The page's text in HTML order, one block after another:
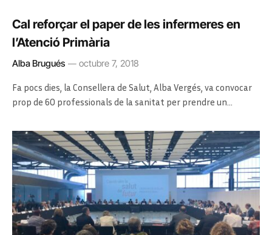
Cal reforçar el paper de les infermeres en
l’Atenció Primària
Alba Brugués octubre 7, 2018
Fa pocs dies, la Consellera de Salut, Alba Vergés, va convocar
prop de 60 professionals de la sanitat per prendre un…